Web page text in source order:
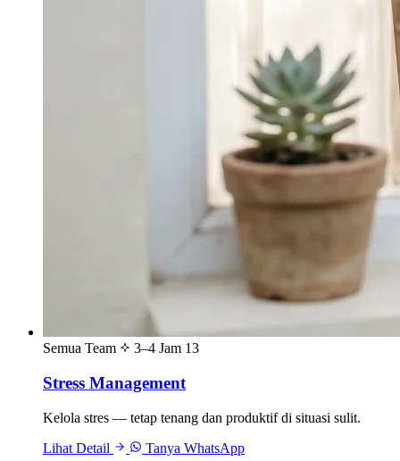
Semua Team 3–4 Jam 13
Stress Management
Kelola stres — tetap tenang dan produktif di situasi sulit.
Lihat Detail
Tanya WhatsApp